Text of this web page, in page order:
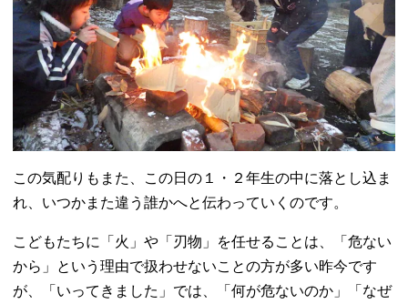
この気配りもまた、この日の１・２年生の中に落とし込ま
れ、いつかまた違う誰かへと伝わっていくのです。
こどもたちに「火」や「刃物」を任せることは、「危ない
から」という理由で扱わせないことの方が多い昨今です
が、「いってきました」では、「何が危ないのか」「なぜ